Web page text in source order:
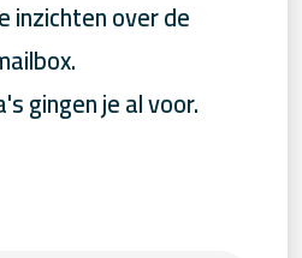
inzichten over de
gingen je al voor.